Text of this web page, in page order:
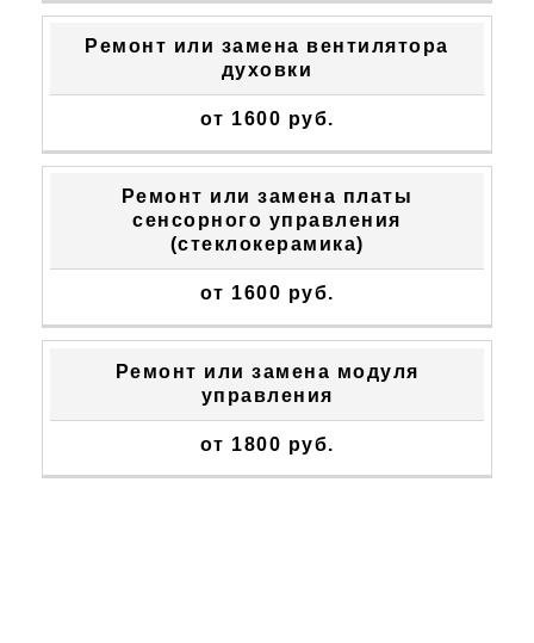
Ремонт или замена вентилятора
духовки
от 1600 руб.
Ремонт или замена платы
сенсорного управления
(стеклокерамика)
от 1600 руб.
Ремонт или замена модуля
управления
от 1800 руб.